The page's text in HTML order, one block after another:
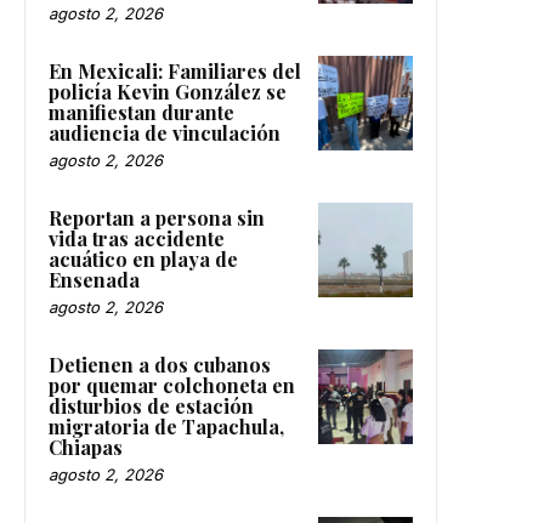
agosto 2, 2026
En Mexicali: Familiares del
policía Kevin González se
manifiestan durante
audiencia de vinculación
agosto 2, 2026
Reportan a persona sin
vida tras accidente
acuático en playa de
Ensenada
agosto 2, 2026
Detienen a dos cubanos
por quemar colchoneta en
disturbios de estación
migratoria de Tapachula,
Chiapas
agosto 2, 2026